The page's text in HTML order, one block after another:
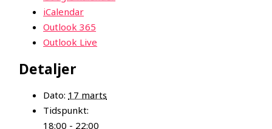
iCalendar
Outlook 365
Outlook Live
Detaljer
Dato: 17 marts
Tidspunkt:
18:00 - 22:00